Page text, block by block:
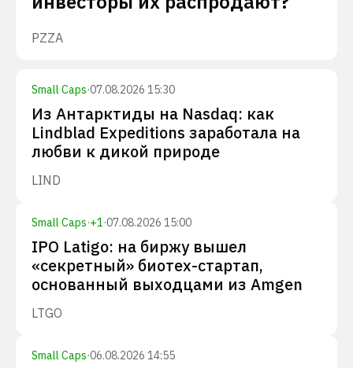
PZZA
Small Caps·07.08.2026 15:30
Из Антарктиды на Nasdaq: как
Lindblad Expeditions заработала на
любви к дикой природе
LIND
Small Caps·+1·07.08.2026 15:00
IPO Latigo: на биржу вышел
«секретный» биотех-стартап,
основанный выходцами из Amgen
LTGO
Small Caps·06.08.2026 14:55